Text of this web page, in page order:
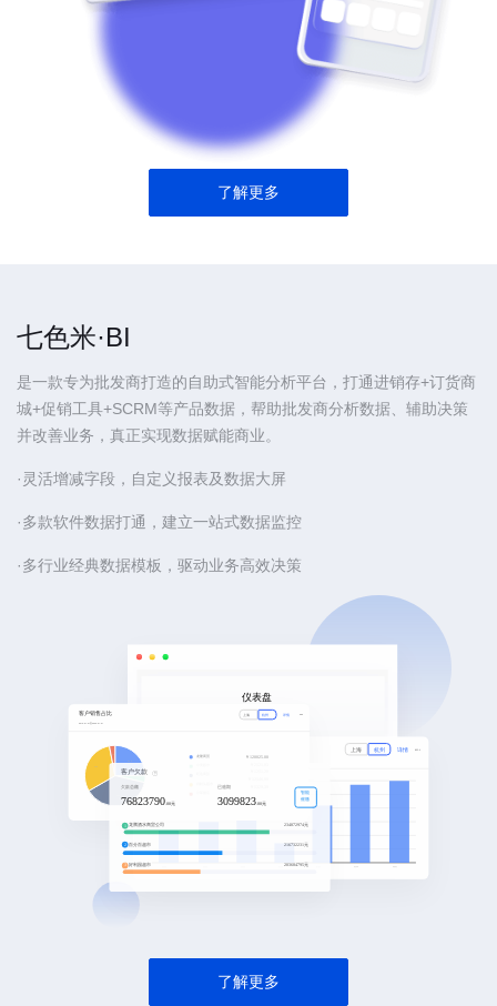
了解更多
七色米·BI
是一款专为批发商打造的自助式智能分析平台，打通进销存+订货商
城+促销工具+SCRM等产品数据，帮助批发商分析数据、辅助决策
并改善业务，真正实现数据赋能商业。
·灵活增减字段，自定义报表及数据大屏
·多款软件数据打通，建立一站式数据监控
·多行业经典数据模板，驱动业务高效决策
了解更多